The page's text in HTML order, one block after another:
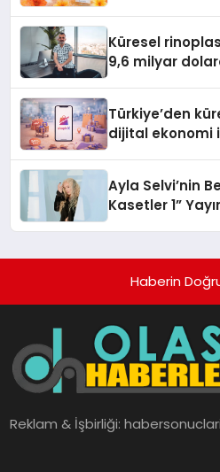
Küresel
9,6 milyar
Türkiye’den
dijital ekonomi
Ayla Selvi’nin
Kasetler 1”
Haberin
Reklam & İşbirliği: